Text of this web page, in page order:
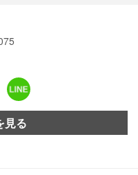
見る